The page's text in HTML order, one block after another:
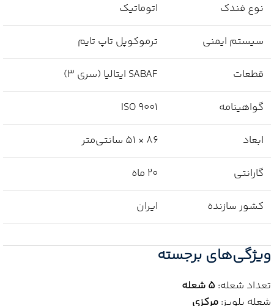
نوع فندک اتوماتیک
سیستم ایمنی ترموکوپل تاپ تایم
قطعات SABAF ایتالیا (سری ۳)
گواهینامه ISO 9001
ابعاد 86 × 51 سانتی‌متر
گارانتی 20 ماه
کشور سازنده ایران
ویژگی‌های برجسته
تعداد شعله:۵ شعله
شعله پلوپز:مرکزی